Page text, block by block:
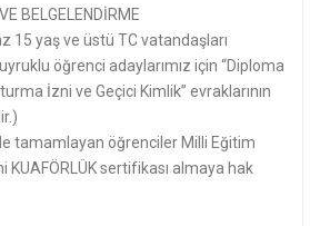
BELGELENDİRME
15 yaş ve üstü TC vatandaşları
öğrenci adaylarımız için “Diploma
İzni ve Geçici Kimlik” evraklarının
tamamlayan öğrenciler Milli Eğitim
KUAFÖRLÜK sertifikası almaya hak